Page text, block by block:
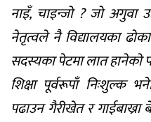
नाइँ, चाइन्जो ? जो अगुवा
नेतृत्वले नै विद्यालयका
सदस्यका पेटमा लात हानेको
शिक्षा पूर्वरूपाँ निःशुल्क
पढाउन गैरीखेत र